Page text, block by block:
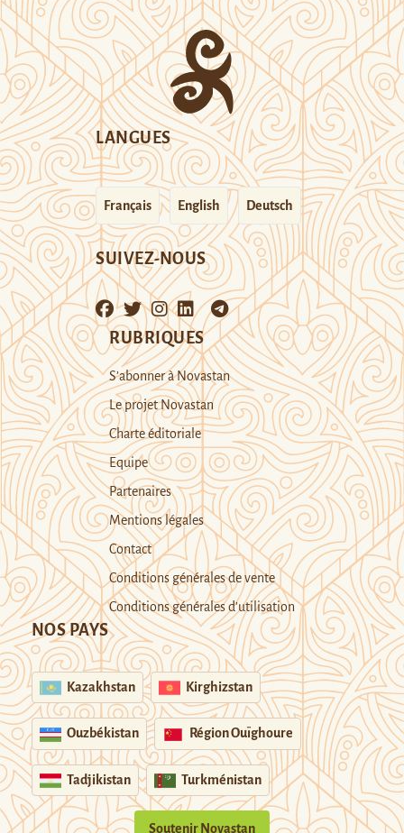
LANGUES
Français English Deutsch
SUIVEZ-NOUS
RUBRIQUES
S’abonner à Novastan
Le projet Novastan
Charte éditoriale
Equipe
Partenaires
Mentions légales
Contact
Conditions générales de vente
Conditions générales d’utilisation
NOS PAYS
Kazakhstan Kirghizstan
Ouzbékistan Région Ouïghoure
Tadjikistan Turkménistan
Soutenir Novastan